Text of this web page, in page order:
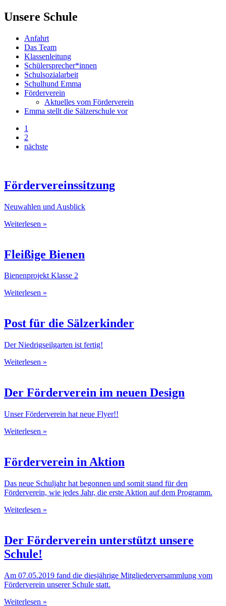
Unsere Schule
Anfahrt
Das Team
Klassenleitung
Schülersprecher*innen
Schulsozialarbeit
Schulhund Emma
Förderverein
Aktuelles vom Förderverein
Emma stellt die Sälzerschule vor
1
2
nächste
Fördervereinssitzung
Neuwahlen und Ausblick
Weiterlesen »
Fleißige Bienen
Bienenprojekt Klasse 2
Weiterlesen »
Post für die Sälzerkinder
Der Niedrigseilgarten ist fertig!
Weiterlesen »
Der Förderverein im neuen Design
Unser Förderverein hat neue Flyer!!
Weiterlesen »
Förderverein in Aktion
Das neue Schuljahr hat begonnen und somit stand für den
Förderverein, wie jedes Jahr, die erste Aktion auf dem Programm.
Weiterlesen »
Der Förderverein unterstützt unsere
Schule!
Am 07.05.2019 fand die diesjährige Mitgliederversammlung vom
Förderverein unserer Schule statt.
Weiterlesen »